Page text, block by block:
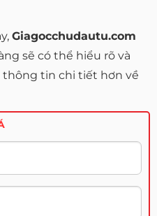
Giagocchudautu.com
sẽ có thể hiểu rõ và
tin chi tiết hơn về